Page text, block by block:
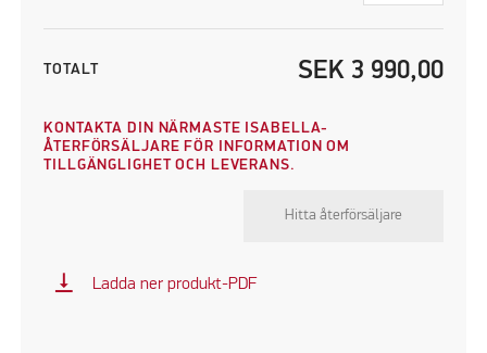
TOTALT SEK 3 990,00
KONTAKTA DIN NÄRMASTE ISABELLA-
ÅTERFÖRSÄLJARE FÖR INFORMATION OM
TILLGÄNGLIGHET OCH LEVERANS.
Hitta återförsäljare
vertical_align_bottom Ladda ner produkt-PDF